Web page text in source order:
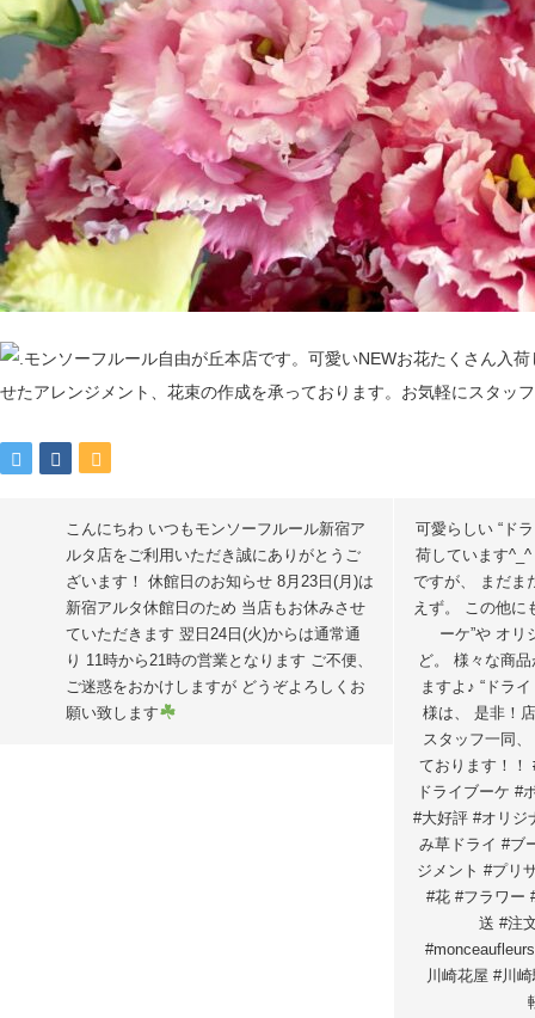
こんにちわ いつもモンソーフルール新宿ア
ルタ店をご利用いただき誠にありがとうご
ざいます！ 休館日のお知らせ 8月23日(月)は
新宿アルタ休館日のため 当店もお休みさせ
ていただきます 翌日24日(火)からは通常通
り 11時から21時の営業となります ご不便、
ご迷惑をおかけしますが どうぞよろしくお
願い致します
可愛らしい “ド
荷しています
ですが、 まだま
えず。 この他に
ーケ”や オリ
ど。 様々な商
ますよ♪ “ドラ
様は、 是非！
スタッフ一同
ております！！
ドライブーケ #
#大好評 #オリジ
み草ドライ #ブ
ジメント #プリ
#花 #フラワー
送 #注
川崎花屋 #川